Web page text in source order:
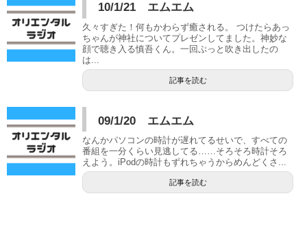
10/1/21 エムエム
久々すぎた！何もかわらず癒される。 つけたらあっ
ちゃんが神社についてプレゼンしてました。神妙な
顔で聴き入る慎吾くん。一回ぷっと吹き出したの
は...
記事を読む
09/1/20 エムエム
なんかパソコンの時計が遅れてるせいで、すべての
番組を一分くらい見逃してる……そろそろ時計そろ
えよう。iPodの時計もずれちゃうからめんどくさ...
記事を読む